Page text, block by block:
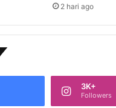
2 hari ago
3K+
Followers